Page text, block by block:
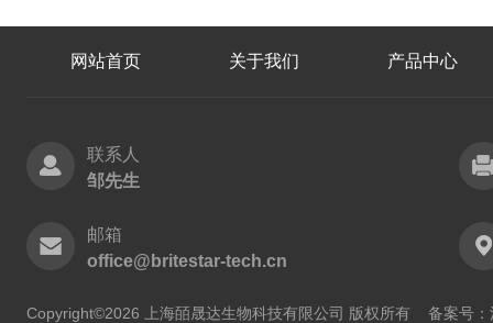
网站首页 关于我们 产品中心
联系人
邹先生
邮箱
office@britestar-tech.cn
Copyright©2026 上海皕晟达生物科技有限公司 版权所有 备案号